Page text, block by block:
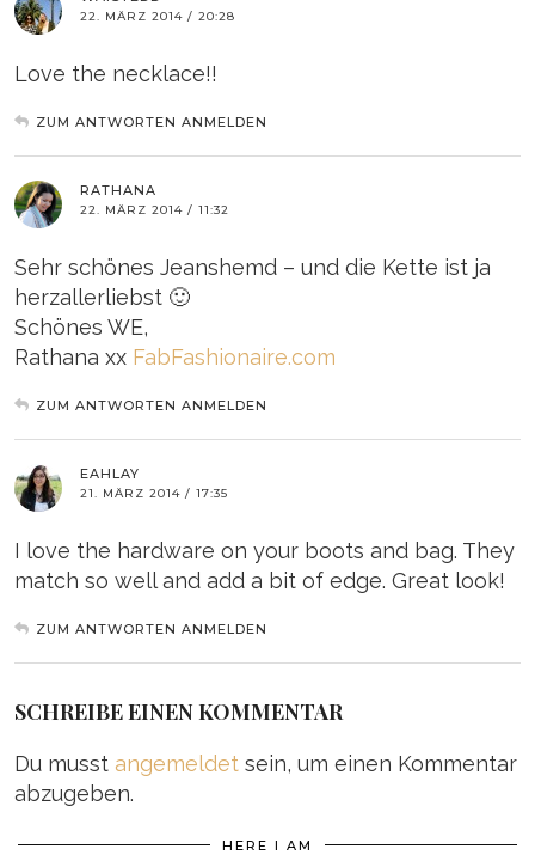
22. MÄRZ 2014 / 20:28
Love the necklace!!
ZUM ANTWORTEN ANMELDEN
RATHANA
22. MÄRZ 2014 / 11:32
Sehr schönes Jeanshemd – und die Kette ist ja
herzallerliebst 🙂
Schönes WE,
Rathana xx FabFashionaire.com
ZUM ANTWORTEN ANMELDEN
EAHLAY
21. MÄRZ 2014 / 17:35
I love the hardware on your boots and bag. They
match so well and add a bit of edge. Great look!
ZUM ANTWORTEN ANMELDEN
SCHREIBE EINEN KOMMENTAR
Du musst angemeldet sein, um einen Kommentar
abzugeben.
HERE I AM